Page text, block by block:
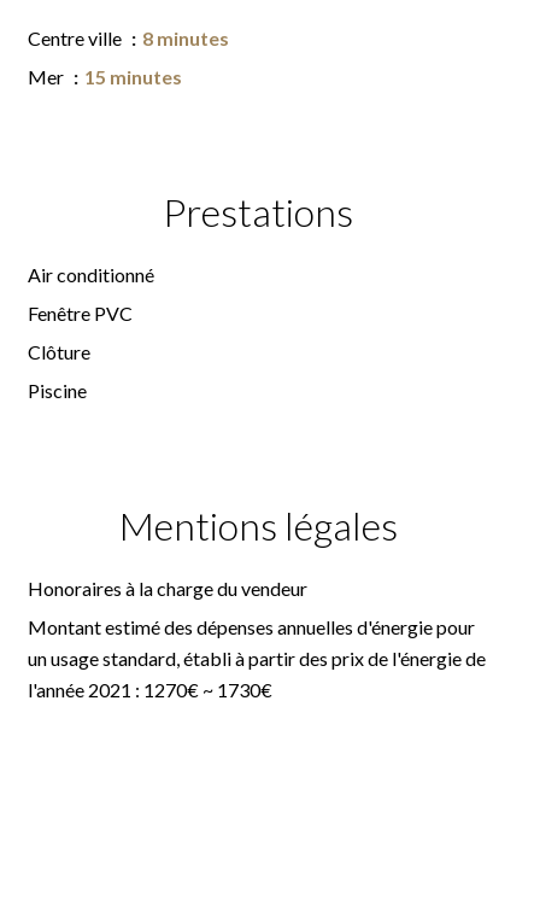
Centre ville
8 minutes
Mer
15 minutes
Prestations
Air conditionné
Fenêtre PVC
Clôture
Piscine
Mentions légales
Honoraires à la charge du vendeur
Montant estimé des dépenses annuelles d'énergie pour
un usage standard, établi à partir des prix de l'énergie de
l'année 2021 : 1270€ ~ 1730€